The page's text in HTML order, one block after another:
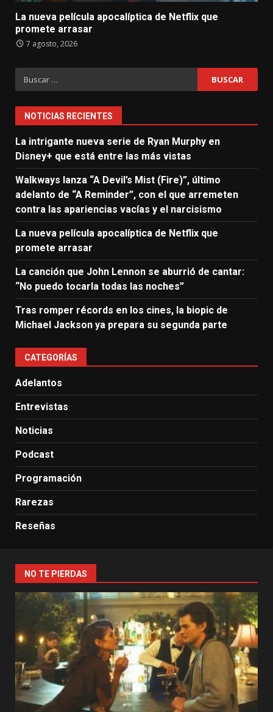
La nueva película apocalíptica de Netflix que
promete arrasar
7 agosto, 2026
Buscar:
NOTICIAS RECIENTES
La intrigante nueva serie de Ryan Murphy en
Disney+ que está entre las más vistas
Walkways lanza “A Devil’s Mist (Fire)”, último
adelanto de “A Reminder”, con el que arremeten
contra las apariencias vacías y el narcisismo
La nueva película apocalíptica de Netflix que
promete arrasar
La canción que John Lennon se aburrió de cantar:
“No puedo tocarla todas las noches”
Tras romper récords en los cines, la biopic de
Michael Jackson ya prepara su segunda parte
CATEGORÍAS
Adelantos
Entrevistas
Noticias
Podcast
Programación
Rarezas
Reseñas
NO TE PIERDAS